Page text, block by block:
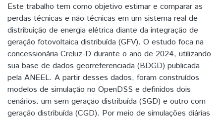
Este trabalho tem como objetivo estimar e comparar as
perdas técnicas e não técnicas em um sistema real de
distribuição de energia elétrica diante da integração de
geração fotovoltaica distribuída (GFV). O estudo foca na
concessionária Creluz-D durante o ano de 2024, utilizando
sua base de dados georreferenciada (BDGD) publicada
pela ANEEL. A partir desses dados, foram construídos
modelos de simulação no OpenDSS e definidos dois
cenários: um sem geração distribuída (SGD) e outro com
geração distribuída (CGD). Por meio de simulações diárias